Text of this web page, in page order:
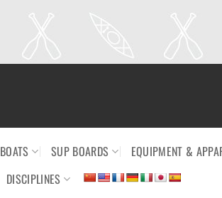
BOATS SUP BOARDS EQUIPMENT &
DISCIPLINES